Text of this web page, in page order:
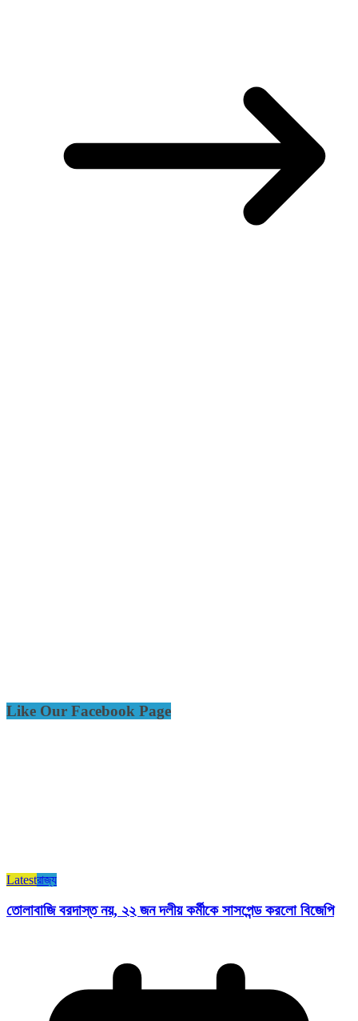
Like Our Facebook Page
Latestরাজ্য​
তোলাবাজি বরদাস্ত নয়, ২২ জন দলীয় কর্মীকে সাসপেন্ড করলো বিজেপি